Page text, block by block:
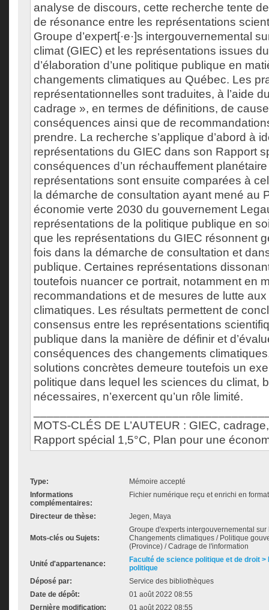
analyse de discours, cette recherche tente
de résonance entre les représentations
Groupe d’expert[·e·]s intergouvernemental
climat (GIEC) et les représentations issues
d’élaboration d’une politique publique en
changements climatiques au Québec. Les
représentationnelles sont traduites, à l’aide
cadrage », en termes de définitions, de
conséquences ainsi que de
prendre. La recherche s’applique d’abord à
représentations du GIEC dans son Rapport
conséquences d’un réchauffement
représentations sont ensuite comparées à
la démarche de consultation ayant mené au
économie verte 2030 du gouvernement
représentations de la politique publique en
que les représentations du GIEC résonnent
fois dans la démarche de consultation et
publique. Certaines représentations
toutefois nuancer ce portrait, notamment en
recommandations et de mesures de lutte
climatiques. Les résultats permettent de
consensus entre les représentations
publique dans la manière de définir et
conséquences des changements
solutions concrètes demeure toutefois un
politique dans lequel les sciences du climat,
nécessaires, n’exercent qu’un rôle limité.
MOTS-CLÉS DE L’AUTEUR : GIEC,
Rapport spécial 1,5°C, Plan pour une
Type:
Mémoire accepté
Informations
complémentaires:
Fichier numérique reçu et enrichi en
Directeur de thèse: Jegen, Maya
Mots-clés ou Sujets:
Groupe d'experts intergouvernemental
Changements climatiques / Politique
(Province) / Cadrage de l'information
Unité d'appartenance:
Faculté de science politique et de droit
politique
Déposé par:
Service des bibliothèques
Date de dépôt:
01 août 2022 08:55
Dernière modification:
01 août 2022 08:55